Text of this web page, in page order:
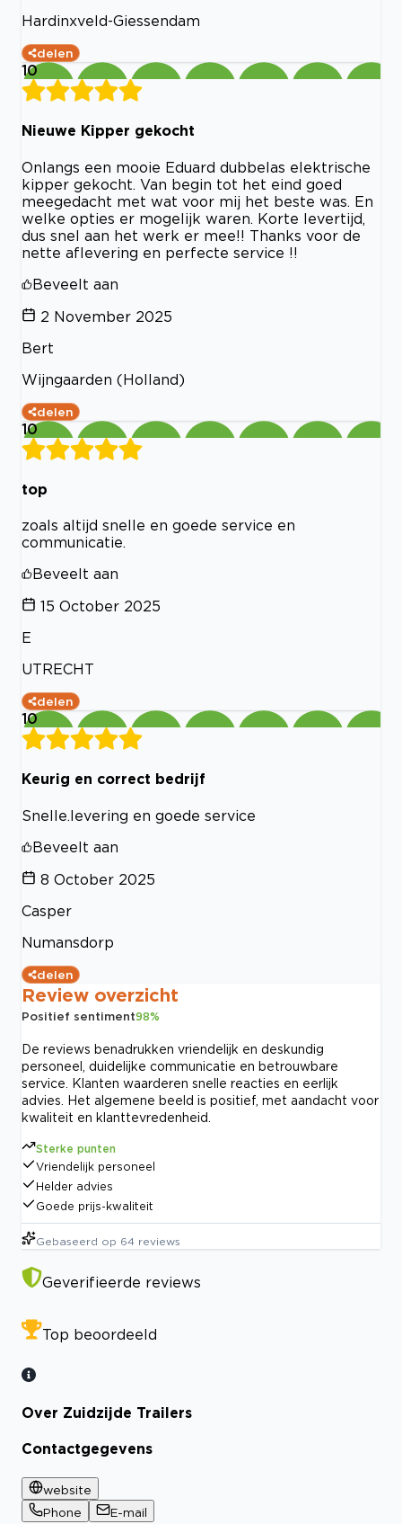
Hardinxveld-Giessendam
delen
10
Nieuwe Kipper gekocht
Onlangs een mooie Eduard dubbelas elektrische
kipper gekocht. Van begin tot het eind goed
meegedacht met wat voor mij het beste was. En
welke opties er mogelijk waren. Korte levertijd,
dus snel aan het werk er mee!! Thanks voor de
nette aflevering en perfecte service !!
Beveelt aan
2 November 2025
Bert
Wijngaarden (Holland)
delen
10
top
zoals altijd snelle en goede service en
communicatie.
Beveelt aan
15 October 2025
E
UTRECHT
delen
10
Keurig en correct bedrijf
Snelle.levering en goede service
Beveelt aan
8 October 2025
Casper
Numansdorp
delen
Review overzicht
Positief sentiment98%
De reviews benadrukken vriendelijk en deskundig
personeel, duidelijke communicatie en betrouwbare
service. Klanten waarderen snelle reacties en eerlijk
advies. Het algemene beeld is positief, met aandacht voor
kwaliteit en klanttevredenheid.
Sterke punten
Vriendelijk personeel
Helder advies
Goede prijs-kwaliteit
Gebaseerd op 64 reviews
Geverifieerde reviews
Top beoordeeld
Over Zuidzijde Trailers
Contactgegevens
website
Phone
E-mail